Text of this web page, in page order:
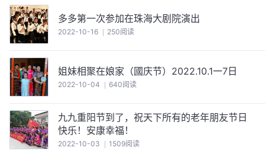
多多第一次参加在珠海大剧院演出
2022-10-16 250阅读
姐妹相聚在娘家（國庆节）2022.10.1一7日
2022-10-04 640阅读
九九重阳节到了，祝天下所有的老年朋友节日
快乐！安康幸福！
2022-10-03 1509阅读